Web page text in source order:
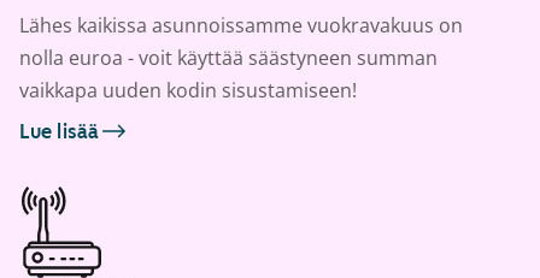
Lähes kaikissa asunnoissamme vuokravakuus on
nolla euroa - voit käyttää säästyneen summan
vaikkapa uuden kodin sisustamiseen!
Lue lisää